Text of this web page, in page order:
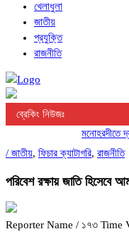
খেলাধুলা
জাতীয়
প্রযুক্তি
রাজনীতি
ব্রেকিং নিউজঃ
মনোহরদীতে
/ জাতীয়, ফিচার ক্যাটাগরি, রাজনীতি
পরিবেশ রক্ষায় জাতি হিসেবে
Reporter Name / ১৭৩ Time